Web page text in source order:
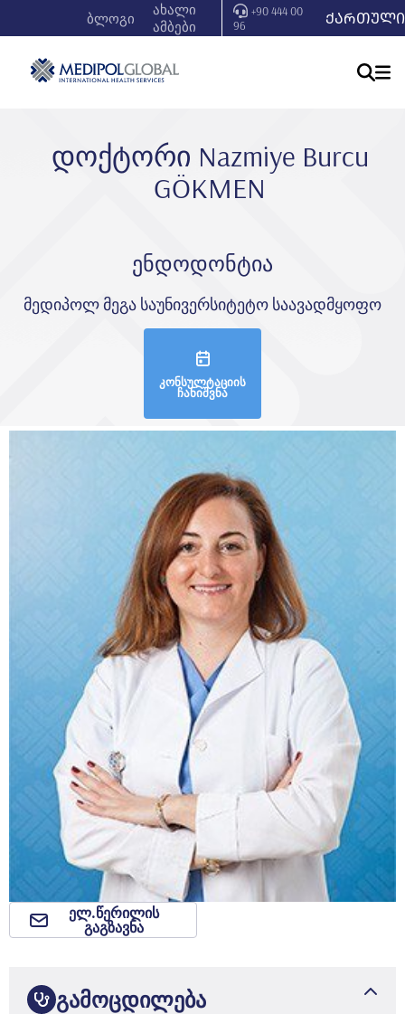
ბლოგი
ახალი
ამბები
+90 444 00
96
ᲥᲐᲠᲗᲣᲚᲘ
დოქტორი Nazmi̇ye Burcu
GÖKMEN
ენდოდონტია
მედიპოლ მეგა საუნივერსიტეტო საავადმყოფო
კონსულტაციის
ჩანიშვნა
გამოცდილება
ელ.წერილის
გაგზავნა